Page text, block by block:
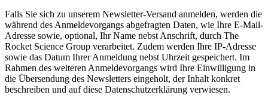
Falls Sie sich zu unserem Newsletter-Versand anmelden, werden die
während des Anmeldevorgangs abgefragten Daten, wie Ihre E-Mail-
Adresse sowie, optional, Ihr Name nebst Anschrift, durch The
Rocket Science Group verarbeitet. Zudem werden Ihre IP-Adresse
sowie das Datum Ihrer Anmeldung nebst Uhrzeit gespeichert. Im
Rahmen des weiteren Anmeldevorgangs wird Ihre Einwilligung in
die Übersendung des Newsletters eingeholt, der Inhalt konkret
beschreiben und auf diese Datenschutzerklärung verwiesen.